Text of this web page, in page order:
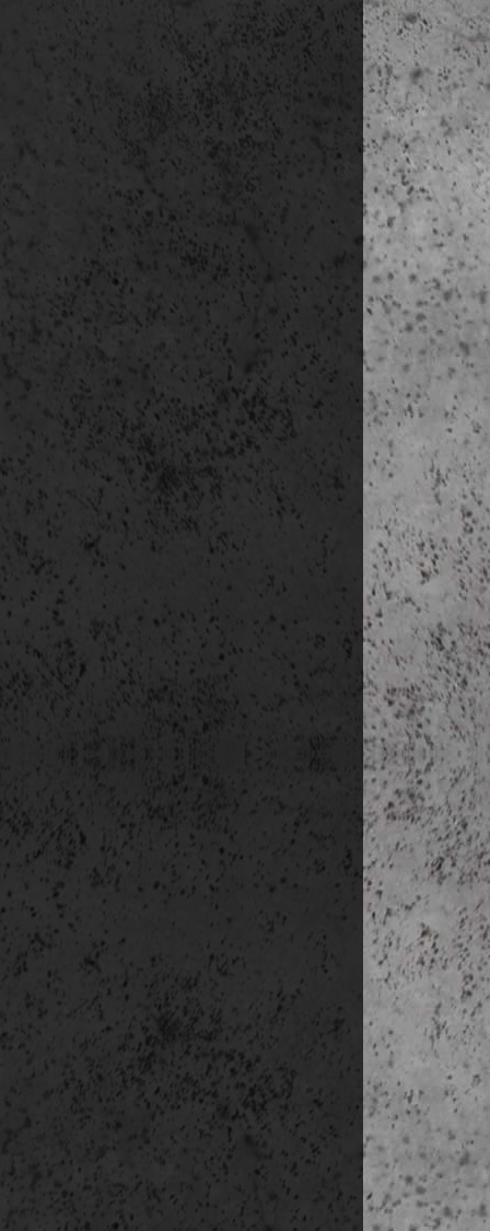
Weboldalon
Az
A
Az
Az
Az
Az
meg.
Az
Az
A
A
Kezelt
Név
Születési
Anyja neve
Kamarai
Lakcím
Levelezési
E-mail címek
Regisztráció
IP cím
A
erre
Ön, mint
tekintetben
valamint a
Hírlevél
A weblap
jogszabályi
Az
nélkül
Az
kezelje.
köteles
Az
Az
Az
meg. Ön
alapján.
Az